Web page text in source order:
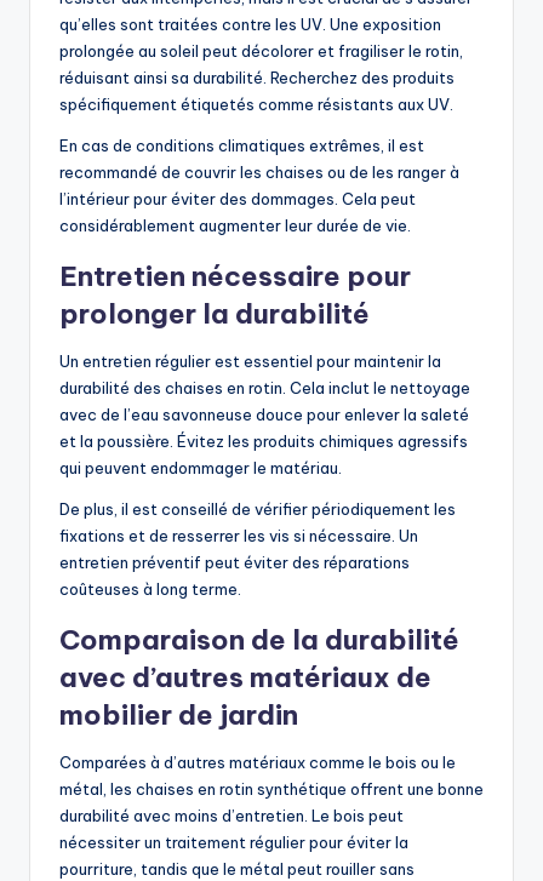
qu’elles sont traitées contre les UV. Une exposition
prolongée au soleil peut décolorer et fragiliser le rotin,
réduisant ainsi sa durabilité. Recherchez des produits
spécifiquement étiquetés comme résistants aux UV.
En cas de conditions climatiques extrêmes, il est
recommandé de couvrir les chaises ou de les ranger à
l’intérieur pour éviter des dommages. Cela peut
considérablement augmenter leur durée de vie.
Entretien nécessaire pour
prolonger la durabilité
Un entretien régulier est essentiel pour maintenir la
durabilité des chaises en rotin. Cela inclut le nettoyage
avec de l’eau savonneuse douce pour enlever la saleté
et la poussière. Évitez les produits chimiques agressifs
qui peuvent endommager le matériau.
De plus, il est conseillé de vérifier périodiquement les
fixations et de resserrer les vis si nécessaire. Un
entretien préventif peut éviter des réparations
coûteuses à long terme.
Comparaison de la durabilité
avec d’autres matériaux de
mobilier de jardin
Comparées à d’autres matériaux comme le bois ou le
métal, les chaises en rotin synthétique offrent une bonne
durabilité avec moins d’entretien. Le bois peut
nécessiter un traitement régulier pour éviter la
pourriture, tandis que le métal peut rouiller sans